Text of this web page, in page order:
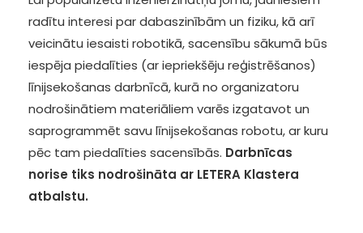
radītu interesi par dabaszinībām un fiziku, kā arī
veicinātu iesaisti robotikā, sacensību sākumā būs
iespēja piedalīties (ar iepriekšēju reģistrēšanos)
līnijsekošanas darbnīcā, kurā no organizatoru
nodrošinātiem materiāliem varēs izgatavot un
saprogrammēt savu līnijsekošanas robotu, ar kuru
pēc tam piedalīties sacensībās. Darbnīcas
norise tiks nodrošināta ar LETERA Klastera
atbalstu.